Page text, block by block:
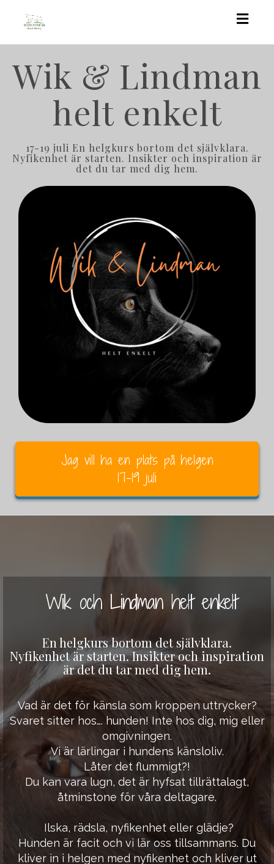
Wik & Lindman
helt enkelt
17-19 juli En helgkurs bortom det självklara.
Nyfikenhet är starten. Insikter och inspiration är
det du tar med dig hem.
Jag vill ha en plats på helgen
17-19 juli
Wik och Lindman helt enkelt
En helgkurs bortom det självklara.
Nyfikenhet är starten. Insikter och inspiration
är det du tar med dig hem.
Vad är det för känsla som kroppen uttrycker?
Svaret sitter hos…. hunden! Inte hos dig, mig eller
omgivningen.
Vi är lärlingar i hundens känsloliv.
Låter det flummigt?!
Du kan vara lugn, det är hyfsat tillrättalagt,
åtminstone för våra deltagare.
Ilska, rädsla, nyfikenhet eller glädje?
Hunden är facit och vi lär oss tillsammans. Du
kliver in i helgen med nyfikenhet och kliver ut